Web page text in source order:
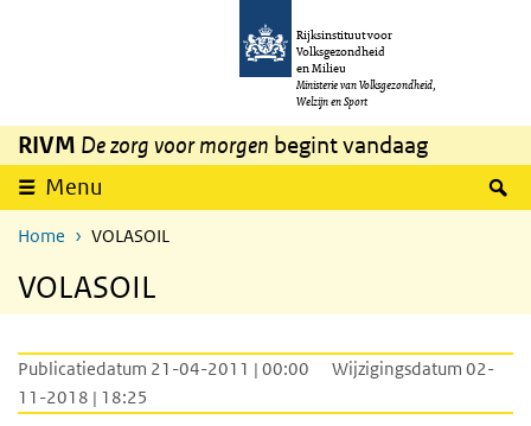
Overslaan en naar de inhoud gaan
Rijksinstituut voor
Volksgezondheid
en Milieu
Ministerie van Volksgezondheid,
Welzijn en Sport
RIVM De zorg voor morgen begint vandaag
Menu
Home VOLASOIL
VOLASOIL
Publicatiedatum 21-04-2011 | 00:00
Wijzigingsdatum 02-
11-2018 | 18:25